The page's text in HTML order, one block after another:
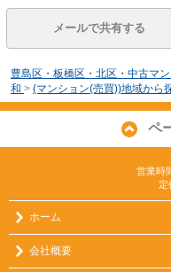
メールで共有する
豊島区・板橋区・北区・中古マ
和 > (マンション(売買))地域から
ペ
営業時
定
ホーム
会社概要